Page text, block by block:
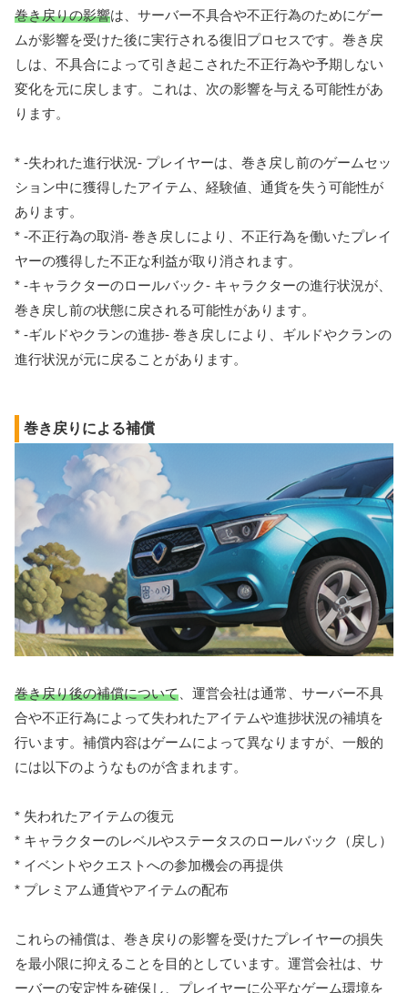
巻き戻りの影響は、サーバー不具合や不正行為のためにゲー
ムが影響を受けた後に実行される復旧プロセスです。巻き戻
しは、不具合によって引き起こされた不正行為や予期しない
変化を元に戻します。これは、次の影響を与える可能性があ
ります。
* -失われた進行状況- プレイヤーは、巻き戻し前のゲームセッ
ション中に獲得したアイテム、経験値、通貨を失う可能性が
あります。
* -不正行為の取消- 巻き戻しにより、不正行為を働いたプレイ
ヤーの獲得した不正な利益が取り消されます。
* -キャラクターのロールバック- キャラクターの進行状況が、
巻き戻し前の状態に戻される可能性があります。
* -ギルドやクランの進捗- 巻き戻しにより、ギルドやクランの
進行状況が元に戻ることがあります。
巻き戻りによる補償
巻き戻り後の補償について 、運営会社は通常、サーバー不具
合や不正行為によって失われたアイテムや進捗状況の補填を
行います。補償内容はゲームによって異なりますが、一般的
には以下のようなものが含まれます。
* 失われたアイテムの復元
* キャラクターのレベルやステータスのロールバック（戻し）
* イベントやクエストへの参加機会の再提供
* プレミアム通貨やアイテムの配布
これらの補償は、巻き戻りの影響を受けたプレイヤーの損失
を最小限に抑えることを目的としています。運営会社は、サ
ーバーの安定性を確保し、プレイヤーに公平なゲーム環境を